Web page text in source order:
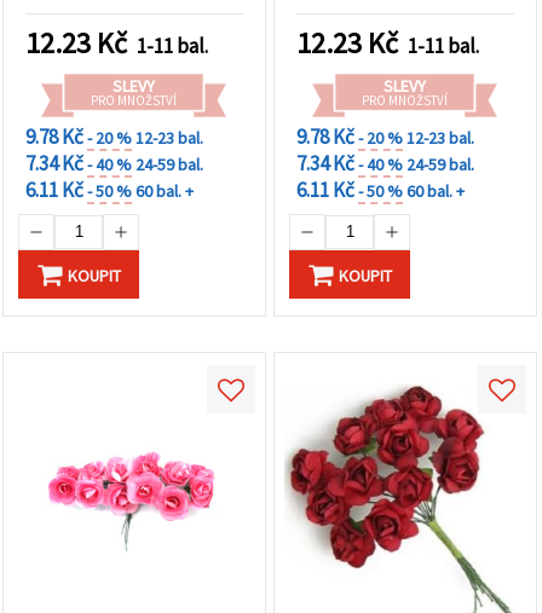
12.23 Kč 1-11 bal.
SLEVY
PRO MNOŽSTVÍ
9.78 Kč- 20 %12-23 bal.
7.34 Kč- 40 % 24-59 bal.
6.11 Kč- 50 %60 bal. +
KOUPIT
12.23 Kč 1-11 bal.
SLEVY
PRO MNOŽSTVÍ
9.78 Kč- 20 %12-23 bal.
7.34 Kč- 40 % 24-59 bal.
6.11 Kč- 50 %60 bal. +
KOUPIT